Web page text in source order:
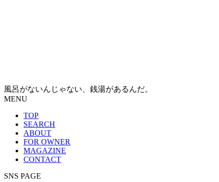
風呂がないんじゃない、銭湯があるんだ。
MENU
TOP
SEARCH
ABOUT
FOR OWNER
MAGAZINE
CONTACT
SNS PAGE